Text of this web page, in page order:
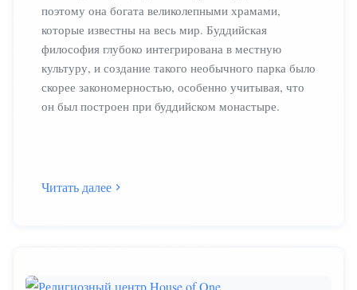
поэтому она богата великолепными храмами,
которые известны на весь мир. Буддийская
философия глубоко интегрирована в местную
культуру, и создание такого необычного парка было
скорее закономерностью, особенно учитывая, что
он был построен при буддийском монастыре.
Читать далее